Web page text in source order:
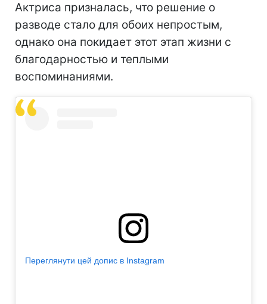
Актриса призналась, что решение о
разводе стало для обоих непростым,
однако она покидает этот этап жизни с
благодарностью и теплыми
воспоминаниями.
Переглянути цей допис в Instagram